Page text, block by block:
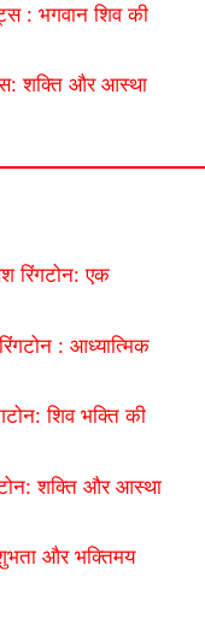
: भगवान शिव की
शक्ति और आस्था
रिंगटोन: एक
: आध्यात्मिक
शिव भक्ति की
शक्ति और आस्था
और भक्तिमय